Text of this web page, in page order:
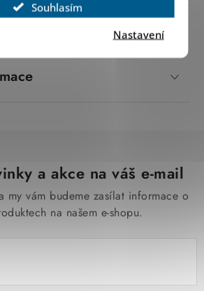
Souhlasím
Nastavení
a akce na váš e-mail
my vám budeme zasílat informace o
na našem e-shopu.